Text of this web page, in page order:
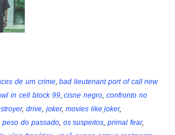
de um crime,bad lieutenant port of call new
in cell block 99,cisne negro ,confronto no
,drive ,joker, movies like joker,
peso do passado, os suspeitos ,primal fear,